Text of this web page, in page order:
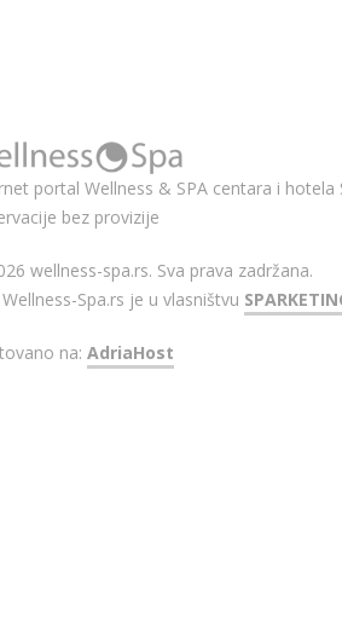
portal Wellness & SPA centara i hotela
bez provizije
wellness-spa.rs. Sva prava zadržana.
Spa.rs je u vlasništvu
na: AdriaHost